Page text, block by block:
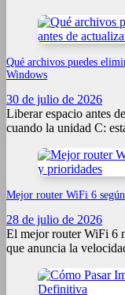
Qué archivos puedes
Windows
30 de julio de 2026
Liberar espacio antes
cuando la unidad C:
Mejor router WiFi 6
28 de julio de 2026
El mejor router WiFi 6
que anuncia la